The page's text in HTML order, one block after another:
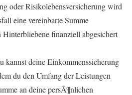
oder Risikolebensversicherung wird
eine vereinbarte Summe
Hinterbliebene finanziell abgesichert
kannst deine Einkommenssicherung
du den Umfang der Leistungen
an deine persÃ¶nlichen